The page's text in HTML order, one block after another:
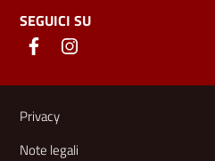
SEGUICI SU
Link e
Privacy
Note legali